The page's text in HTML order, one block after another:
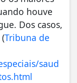
houve
Dos casos,
Tribuna de
saud